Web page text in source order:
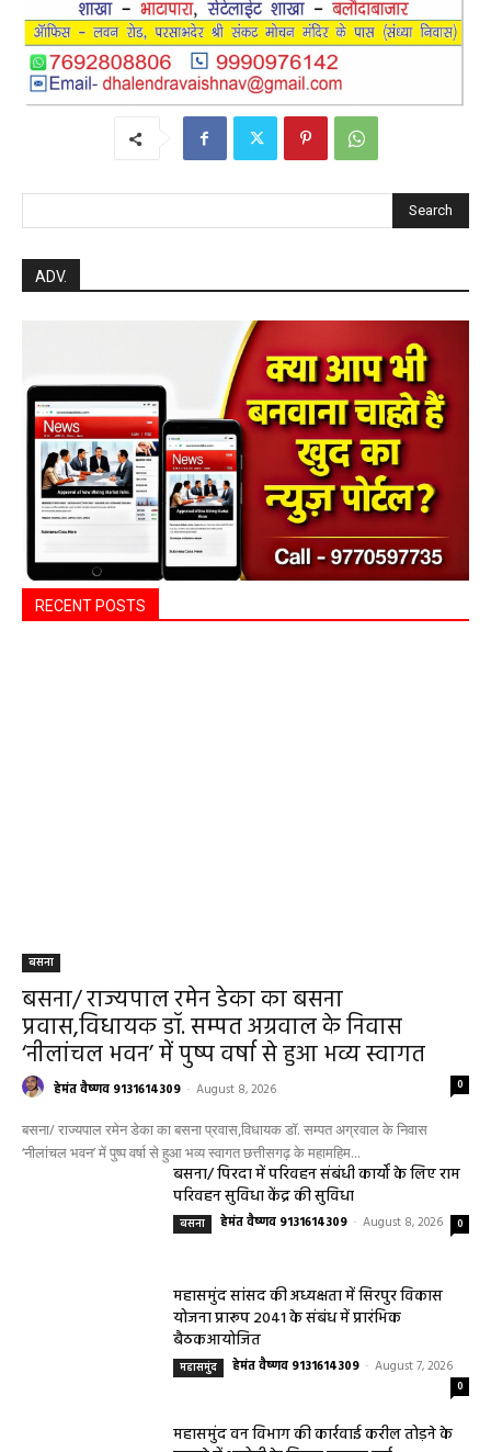
Search
ADV.
RECENT POSTS
बसना
बसना/ राज्यपाल रमेन डेका का बसना
प्रवास,विधायक डॉ. सम्पत अग्रवाल के निवास
‘नीलांचल भवन’ में पुष्प वर्षा से हुआ भव्य स्वागत
हेमंत वैष्णव 9131614309 - August 8, 2026 0
बसना/ राज्यपाल रमेन डेका का बसना प्रवास,विधायक डॉ. सम्पत अग्रवाल के निवास
‘नीलांचल भवन’ में पुष्प वर्षा से हुआ भव्य स्वागत छत्तीसगढ़ के महामहिम...
बसना/ पिरदा में परिवहन संबंधी कार्यों के लिए राम
परिवहन सुविधा केंद्र की सुविधा
बसना हेमंत वैष्णव 9131614309 - August 8, 2026 0
महासमुंद सांसद की अध्यक्षता में सिरपुर विकास
योजना प्रारूप 2041 के संबंध में प्रारंभिक
बैठकआयोजित
महासमुंद हेमंत वैष्णव 9131614309 - August 7, 2026
0
महासमुंद वन विभाग की कार्रवाई करील तोड़ने के